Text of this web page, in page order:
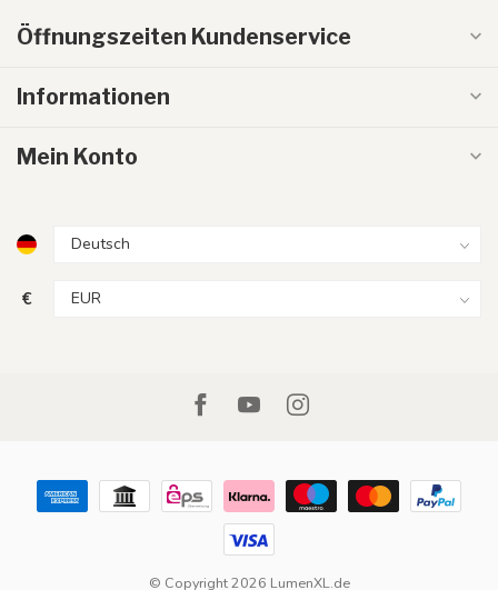
Öffnungszeiten Kundenservice
Informationen
Mein Konto
€
© Copyright 2026 LumenXL.de